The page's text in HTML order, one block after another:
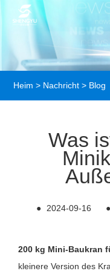
Heim > Nachricht > Blog
Was
● 2024-09-16 ●
200 kg Mini-Baukran
kleinere Version des